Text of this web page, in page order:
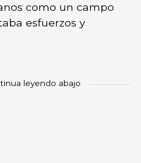
como un campo
esfuerzos y